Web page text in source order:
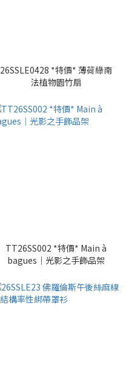
26SSLE0428 *特價* 薄荷綠南
法植物園竹扇
TT26SS002 *特價* Main à
bagues｜光影之手飾品架